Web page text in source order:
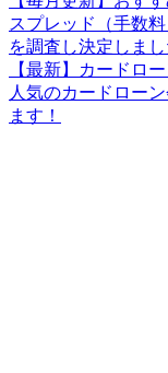
スプレッド（手数
を調査し決定しまし
【最新】カードロ
人気のカードロー
ます！